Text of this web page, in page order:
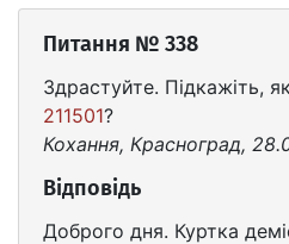
Питання № 338
Здрастуйте. Підкажіть,
211501?
Кохання, Красноград,
Відповідь
Доброго дня. Куртка